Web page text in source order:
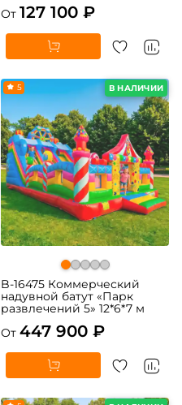
От 127 100 ₽
В НАЛИЧИИ
5
B-16475 Коммерческий
надувной батут «Парк
развлечений 5» 12*6*7 м
От 447 900 ₽